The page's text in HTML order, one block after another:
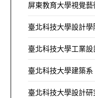
屏東教育大學視覺藝
臺北科技大學設計學
臺北科技大學工業設
臺北科技大學建築系
臺北科技大學設計研